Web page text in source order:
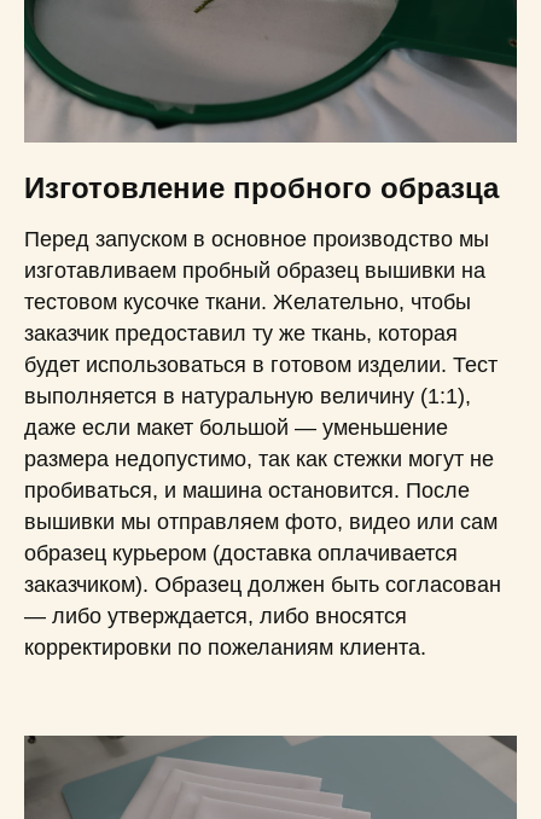
Изготовление пробного образца
Перед запуском в основное производство мы
изготавливаем пробный образец вышивки на
тестовом кусочке ткани. Желательно, чтобы
заказчик предоставил ту же ткань, которая
будет использоваться в готовом изделии. Тест
выполняется в натуральную величину (1:1),
даже если макет большой — уменьшение
размера недопустимо, так как стежки могут не
пробиваться, и машина остановится. После
вышивки мы отправляем фото, видео или сам
образец курьером (доставка оплачивается
заказчиком). Образец должен быть согласован
— либо утверждается, либо вносятся
корректировки по пожеланиям клиента.